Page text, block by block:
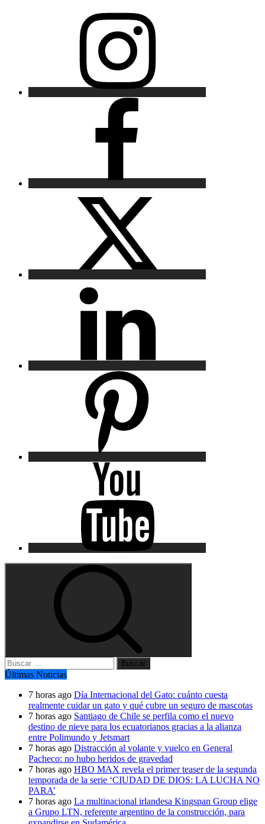
Buscar:
Últimas Noticias
7 horas ago Día Internacional del Gato: cuánto cuesta
realmente cuidar un gato y qué cubre un seguro de mascotas
7 horas ago Santiago de Chile se perfila como el nuevo
destino de nieve para los ecuatorianos gracias a la alianza
entre Polimundo y Jetsmart
7 horas ago Distracción al volante y vuelco en General
Pacheco: no hubo heridos de gravedad
7 horas ago HBO MAX revela el primer teaser de la segunda
temporada de la serie ‘CIUDAD DE DIOS: LA LUCHA NO
PARA’
7 horas ago La multinacional irlandesa Kingspan Group elige
a Grupo LTN, referente argentino de la construcción, para